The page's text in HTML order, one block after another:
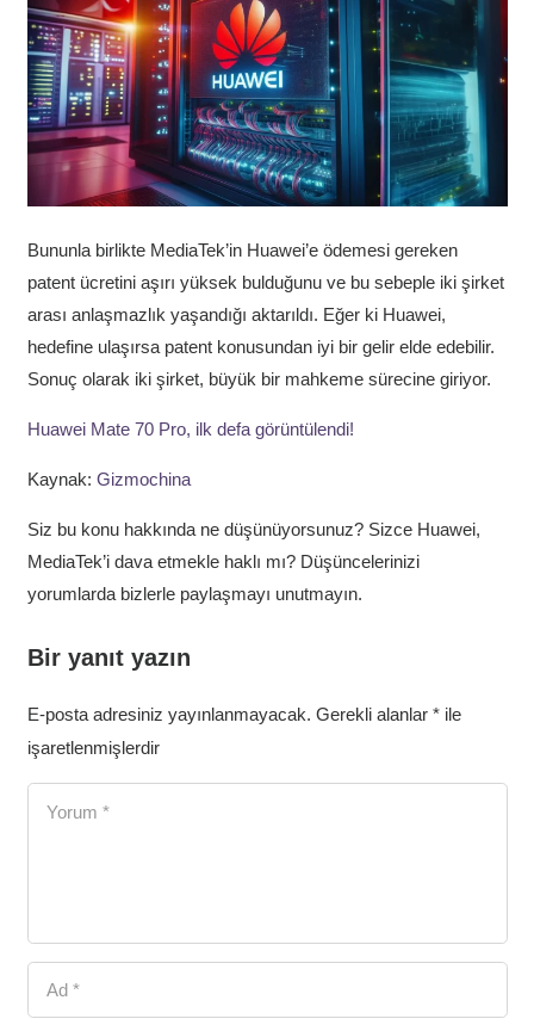
Bununla birlikte MediaTek’in Huawei’e ödemesi gereken
patent ücretini aşırı yüksek bulduğunu ve bu sebeple iki şirket
arası anlaşmazlık yaşandığı aktarıldı. Eğer ki Huawei,
hedefine ulaşırsa patent konusundan iyi bir gelir elde edebilir.
Sonuç olarak iki şirket, büyük bir mahkeme sürecine giriyor.
Huawei Mate 70 Pro, ilk defa görüntülendi!
Kaynak: Gizmochina
Siz bu konu hakkında ne düşünüyorsunuz? Sizce Huawei,
MediaTek’i dava etmekle haklı mı? Düşüncelerinizi
yorumlarda bizlerle paylaşmayı unutmayın.
Bir yanıt yazın
E-posta adresiniz yayınlanmayacak. Gerekli alanlar *ile
işaretlenmişlerdir